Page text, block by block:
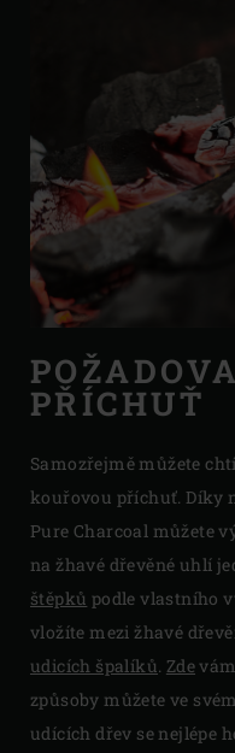
PŘÍCHUŤ
Samozřejmě můžete
kouřovou příchuť. Díky
Pure Charcoal můžete
na žhavé dřevěné uhlí
štěpků podle vlastního
vložíte mezi žhavé
udicích špalíků. Zde
způsoby můžete ve
udících dřev se nejlépe